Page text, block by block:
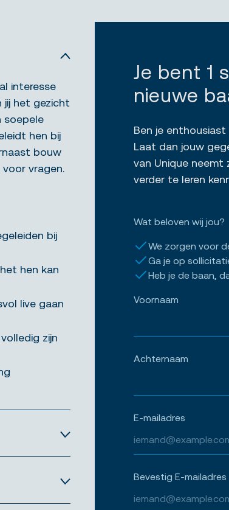
interesse
jij het gezicht
soepele
hen bij
bouw
vragen.
bij
hen kan
live gaan
zijn
Je bent 1
nieuwe
Ben je
Laat dan jouw
van Unique
verder te leren
Wat beloven wij jou?
We zorgen voor
Ga je op
Heb je de baan,
Voornaam
Achternaam
E-mailadres
Bevestig E-mailadres